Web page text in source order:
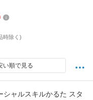
べる 小学生 7才 8才 9才
受賞【DM】【メール便
】【p0807】
時除く)
い順で見る
シャルスキルかるた スタ